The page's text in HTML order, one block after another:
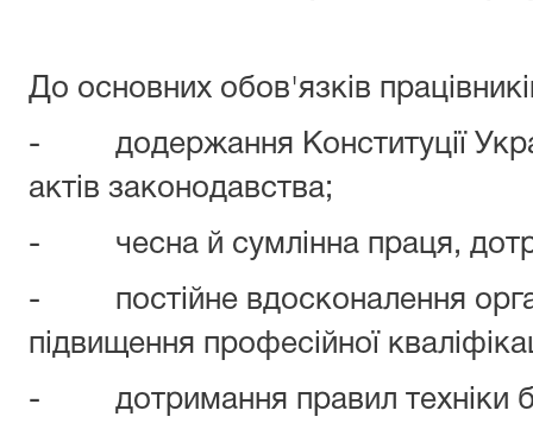
До основних обов'язків
- додержання Конституції
актів законодавства;
- чесна й сумлінна праця,
- постійне вдосконалення
підвищення професійної
- дотримання правил техніки